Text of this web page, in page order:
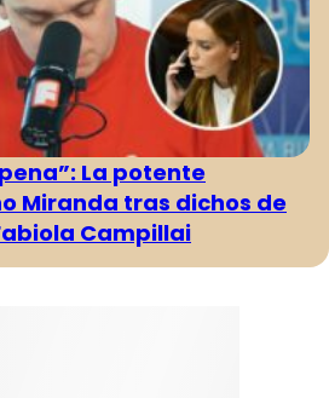
La potente
Miranda tras dichos de
Campillai